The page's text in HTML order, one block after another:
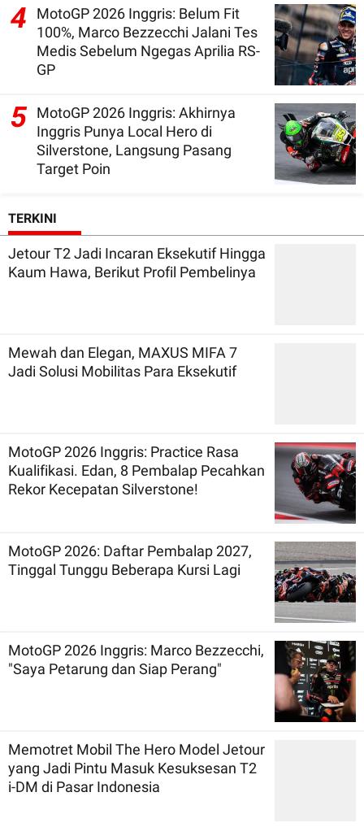
4
MotoGP 2026 Inggris: Belum Fit
100%, Marco Bezzecchi Jalani Tes
Medis Sebelum Ngegas Aprilia RS-
GP
5 MotoGP 2026 Inggris: Akhirnya
Inggris Punya Local Hero di
Silverstone, Langsung Pasang
Target Poin
TERKINI
Jetour T2 Jadi Incaran Eksekutif Hingga
Kaum Hawa, Berikut Profil Pembelinya
Mewah dan Elegan, MAXUS MIFA 7
Jadi Solusi Mobilitas Para Eksekutif
MotoGP 2026 Inggris: Practice Rasa
Kualifikasi. Edan, 8 Pembalap Pecahkan
Rekor Kecepatan Silverstone!
MotoGP 2026: Daftar Pembalap 2027,
Tinggal Tunggu Beberapa Kursi Lagi
MotoGP 2026 Inggris: Marco Bezzecchi,
"Saya Petarung dan Siap Perang"
Memotret Mobil The Hero Model Jetour
yang Jadi Pintu Masuk Kesuksesan T2
i-DM di Pasar Indonesia